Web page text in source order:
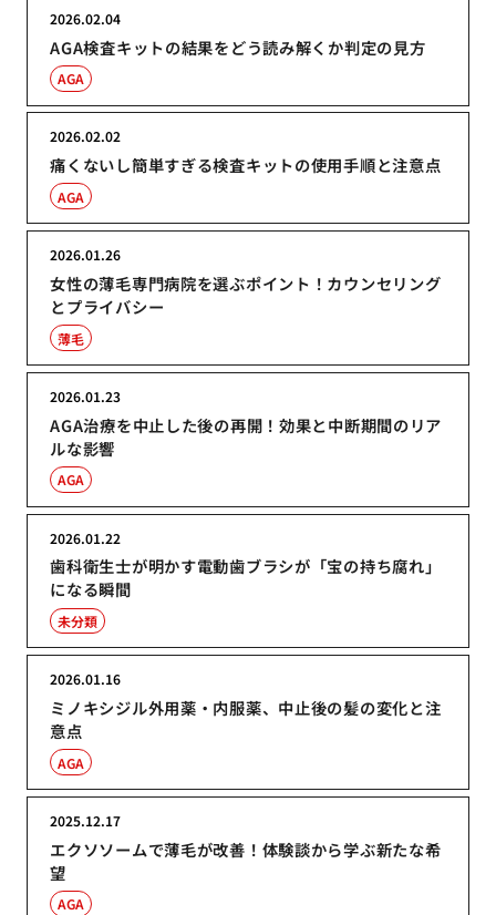
AGA検査キットの結果をどう読み解くか判定の見方
2026.02.04
AGA
痛くないし簡単すぎる検査キットの使用手順と注意点
2026.02.02
AGA
女性の薄毛専門病院を選ぶポイント！カウンセリング
とプライバシー
2026.01.26
薄毛
AGA治療を中止した後の再開！効果と中断期間のリア
ルな影響
2026.01.23
AGA
歯科衛生士が明かす電動歯ブラシが「宝の持ち腐れ」
になる瞬間
2026.01.22
未分類
ミノキシジル外用薬・内服薬、中止後の髪の変化と注
意点
2026.01.16
AGA
エクソソームで薄毛が改善！体験談から学ぶ新たな希
望
2025.12.17
AGA